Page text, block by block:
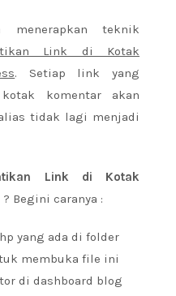
teknik
Link di Kotak
. Setiap link yang
komentar akan
tidak lagi menjadi
Link di Kotak
? Begini caranya :
yang ada di folder
membuka file ini
di dashboard blog